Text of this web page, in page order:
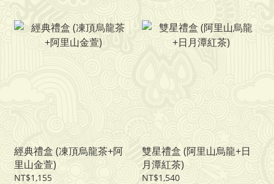
經典禮盒 (凍頂烏龍茶+阿
里山金萱)
NT$1,155
雙星禮盒 (阿里山烏龍+日
月潭紅茶)
NT$1,540